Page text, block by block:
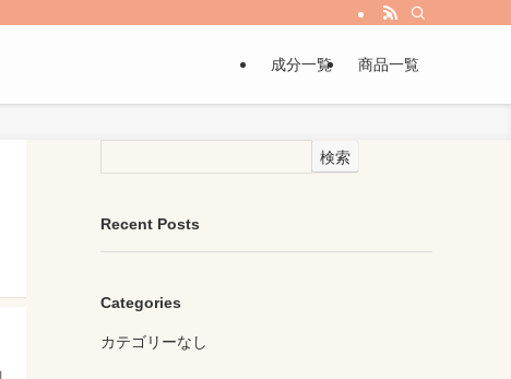
成分一覧 商品一覧
検索
Recent Posts
Categories
カテゴリーなし